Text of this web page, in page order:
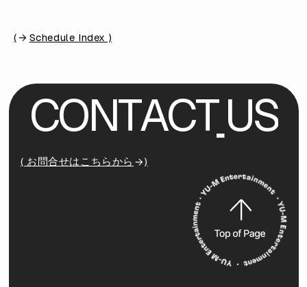
( Schedule Index )
CONTACT US
( お問合せはこちらから )